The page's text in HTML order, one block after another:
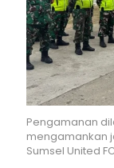
Pengamanan
mengamankan
Sumsel United